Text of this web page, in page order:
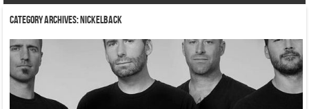
Skip to content
Category Archives:Nickelback